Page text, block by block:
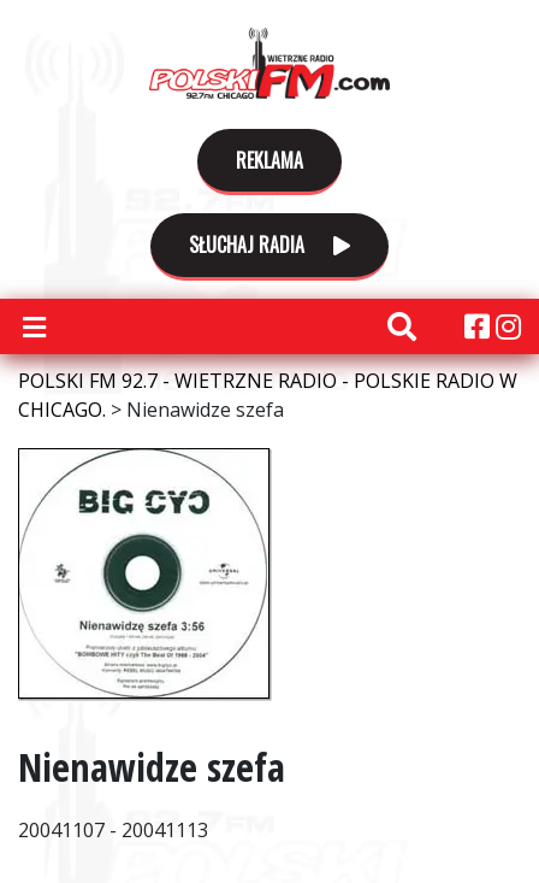
REKLAMA
SŁUCHAJ RADIA
POLSKI FM 92.7 - WIETRZNE RADIO - POLSKIE RADIO W
CHICAGO. > Nienawidze szefa
Nienawidze szefa
20041107 - 20041113